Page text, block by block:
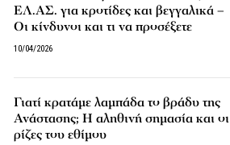
ΕΛ.ΑΣ. για κροτίδες και βεγγαλικά –
Οι κίνδυνοι και τι να προσέξετε
10/04/2026
Γιατί κρατάμε λαμπάδα το βράδυ της
Ανάστασης; Η αληθινή σημασία και οι
ρίζες του εθίμου